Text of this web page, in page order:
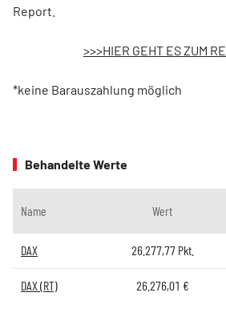
Report.
>>>HIER GEHT ES ZUM
*keine Barauszahlung möglich
Behandelte Werte
Name Wert
DAX 26.277,77Pkt.
DAX (RT) 26.276,01 €